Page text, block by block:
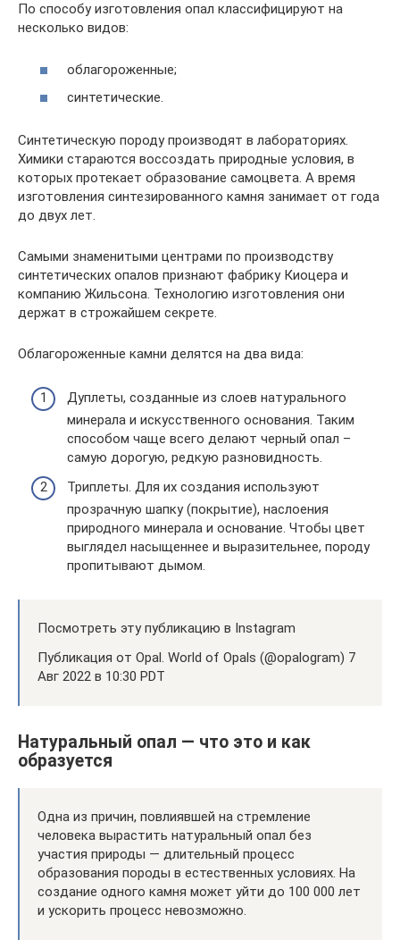
По способу изготовления опал классифицируют на
несколько видов:
облагороженные;
синтетические.
Синтетическую породу производят в лабораториях.
Химики стараются воссоздать природные условия, в
которых протекает образование самоцвета. А время
изготовления синтезированного камня занимает от года
до двух лет.
Самыми знаменитыми центрами по производству
синтетических опалов признают фабрику Киоцера и
компанию Жильсона. Технологию изготовления они
держат в строжайшем секрете.
Облагороженные камни делятся на два вида:
Дуплеты, созданные из слоев натурального
минерала и искусственного основания. Таким
способом чаще всего делают черный опал –
самую дорогую, редкую разновидность.
Триплеты. Для их создания используют
прозрачную шапку (покрытие), наслоения
природного минерала и основание. Чтобы цвет
выглядел насыщеннее и выразительнее, породу
пропитывают дымом.
Посмотреть эту публикацию в Instagram
Публикация от Opal. World of Opals (@opalogram) 7
Авг 2022 в 10:30 PDT
Натуральный опал — что это и как
образуется
Одна из причин, повлиявшей на стремление
человека вырастить натуральный опал без
участия природы — длительный процесс
образования породы в естественных условиях. На
создание одного камня может уйти до 100 000 лет
и ускорить процесс невозможно.